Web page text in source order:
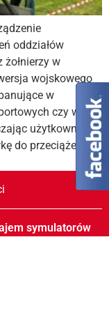
oddziałów
w
wojskowego
w
czy w
użytkownikom
do przeciążeń o
symulatorów